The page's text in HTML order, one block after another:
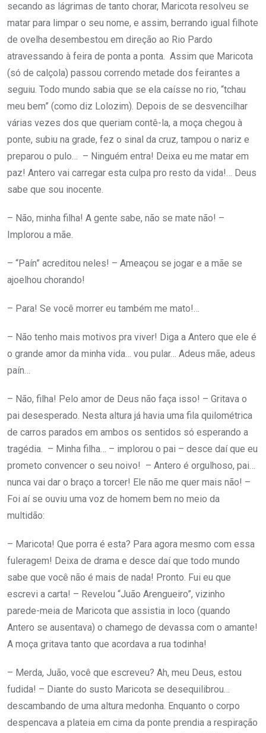
secando as lágrimas de tanto chorar, Maricota resolveu se
matar para limpar o seu nome, e assim, berrando igual filhote
de ovelha desembestou em direção ao Rio Pardo
atravessando à feira de ponta a ponta. Assim que Maricota
(só de calçola) passou correndo metade dos feirantes a
seguiu. Todo mundo sabia que se ela caísse no rio, “tchau
meu bem” (como diz Lolozim). Depois de se desvencilhar
várias vezes dos que queriam contê-la, a moça chegou à
ponte, subiu na grade, fez o sinal da cruz, tampou o nariz e
preparou o pulo… – Ninguém entra! Deixa eu me matar em
paz! Antero vai carregar esta culpa pro resto da vida!… Deus
sabe que sou inocente.
– Não, minha filha! A gente sabe, não se mate não! –
Implorou a mãe.
– “Paín” acreditou neles! – Ameaçou se jogar e a mãe se
ajoelhou chorando!
– Para! Se você morrer eu também me mato!…
– Não tenho mais motivos pra viver! Diga a Antero que ele é
o grande amor da minha vida… vou pular… Adeus mãe, adeus
paín…
– Não, filha! Pelo amor de Deus não faça isso! – Gritava o
pai desesperado. Nesta altura já havia uma fila quilométrica
de carros parados em ambos os sentidos só esperando a
tragédia. – Minha filha… – implorou o pai – desce daí que eu
prometo convencer o seu noivo! – Antero é orgulhoso, pai…
nunca vai dar o braço a torcer! Ele não me quer mais não! –
Foi aí se ouviu uma voz de homem bem no meio da
multidão:
– Maricota! Que porra é esta? Para agora mesmo com essa
fuleragem! Deixa de drama e desce daí que todo mundo
sabe que você não é mais de nada! Pronto. Fui eu que
escrevi a carta! – Revelou “Juão Arengueiro”, vizinho
parede-meia de Maricota que assistia in loco (quando
Antero se ausentava) o chamego de devassa com o amante!
A moça gritava tanto que acordava a rua todinha!
– Merda, Juão, você que escreveu? Ah, meu Deus, estou
fudida! – Diante do susto Maricota se desequilibrou…
descambando de uma altura medonha. Enquanto o corpo
despencava a plateia em cima da ponte prendia a respiração